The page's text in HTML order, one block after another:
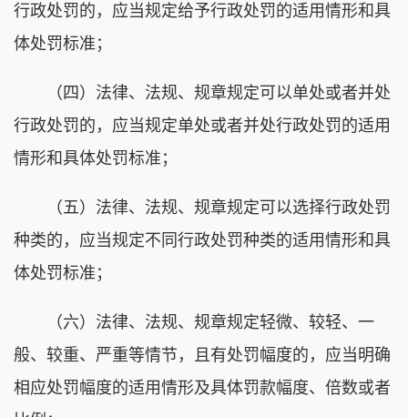
行政处罚的，应当规定给予行政处罚的适用情形和具
体处罚标准；
（四）法律、法规、规章规定可以单处或者并处
行政处罚的，应当规定单处或者并处行政处罚的适用
情形和具体处罚标准；
（五）法律、法规、规章规定可以选择行政处罚
种类的，应当规定不同行政处罚种类的适用情形和具
体处罚标准；
（六）法律、法规、规章规定轻微、较轻、一
般、较重、严重等情节，且有处罚幅度的，应当明确
相应处罚幅度的适用情形及具体罚款幅度、倍数或者